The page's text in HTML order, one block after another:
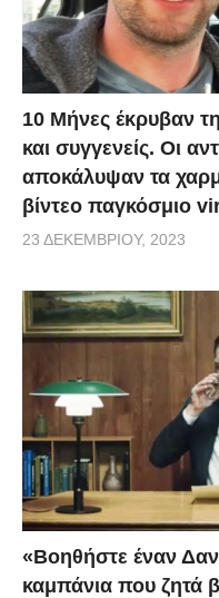
10 Μήνες έκρυβαν
και συγγενείς. Οι
αποκάλυψαν τα
βίντεο παγκόσμιο
23 ΔΕΚΕΜΒΡΊΟΥ, 2023
«Βοηθήστε έναν
καμπάνια που ζητά